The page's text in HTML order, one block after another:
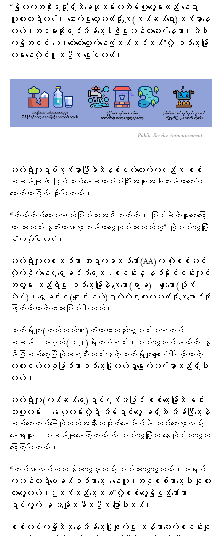
“မြို့ထဲကအစိုးရရုံးရှိတဲ့မေယုလမ်းထဲအိမ်ကြီးတွေမှာလည်း နေရာ
ယူထားတာရှိတယ်။ နောက်ပြီးတော့ဆတ်ရိုးကျ(ကယ်ဆယ်ရေး)ဘက်မှာနေ
တယ်။အဲဒီမှာဆိုရင်အိမ်တွေပါဖြိုပြီးဘန်ကာဆောက်နေတာ။အဲဒါ
ကမြို့အဝင် လေ။တော်တော်ကြောက်နေကြတယ်ထင်တယ်”လို့ စစ်တွေမြို့
ထဲမှာနေထိုင်သူတဦးက ပြောပါတယ်။
Public Service Announcement
ဆတ်ရိုးကျရပ်ကွက်မှာပြီးခဲ့တဲ့နှစ်ပတ်လောက်ကတည်းက စစ်
စခန်းချဖို့ ပြင်ဆင်နေခဲ့တာဖြစ်ပြီးအခုအခါဘန်ကာတွေပါ
ဆောက်ထားပြီလို့ ဆိုပါတယ်။
“ကိုယ်တိုင်တော့မရောက်ဖြစ်ဘူးအဲဒီဘက်ကို။ မြင်ခဲ့တဲ့သူတွေပြော
တာ ကားလမ်းနဲ့တံတားနားမှာဘန်ကာတွေလုပ်ထားတယ်တဲ့” လို့စစ်တွေမြို့
ခံကဆိုပါတယ်။
ဆတ်ရိုးကျတံတားသစ်ဟာ အာရက္ခတပ်တော်(AA)က ထိုးစစ်ဆင်
တိုက်ခိုက်နေတဲ့ရွှေမင်းဂံရေတပ်စခန်းနဲ့ နှစ်မိုင်ဝန်းကျင်
အကွာမှာ တည်ရှိပြီး စစ်တွေမြို့နဲ့ ကျေးတော(ရွာမ)၊ကျေးတော(ပိုက်
ဆိပ်)၊ရွှေမင်းဂံ(ချောင်းနွယ်)ရွာတို့ကိုခြားထားတဲ့ဆတ်ရိုးကျချောင်းကို
ဖြတ်ထိုးထားတဲ့တံတားဖြစ်ပါတယ်။
ဆတ်ရိုးကျ(ကယ်ဆယ်ရေး)တံတားဟာလည်းရွှေမင်းဂံရေတပ်
စခန်း၊အမှတ်(၁၂)ရဲတပ်ရင်း၊စစ်တွေတပ်နယ်တို့ နဲ့
နီးပြီးစစ်တွေမြို့ကိုကာရံစီးဆင်းနေတဲ့ဆတ်ရိုးကျချောင်းပေါ် ထိုးထားတဲ့
တံတားငယ်တခုဖြစ်ကာစစ်တွေမြို့လယ်ရဲ့မြောက်ဘက်မှာတည်ရှိပါ
တယ်။
ဆတ်ရိုးကျ(ကယ်ဆယ်ရေး)ရပ်ကွက်အပြင် စစ်တွေမြို့ထဲ မင်း
ဘာကြီးလမ်း၊ မေယုလမ်းတို့ရှိ အိမ်ရှင်တွေ မရှိတဲ့ အိမ်ကြီးတွေနဲ့
စစ်တွေကမ်းခြေဟိုတယ်အနီးတဝိုက်နေအိမ်နဲ့ လမ်းတွေမှာလည်း
နေရာယူ၊ စခန်းချနေကြတယ် လို့ စစ်တွေမြို့ထဲ နေထိုင်သူတွေက
ပြောကြပါတယ်။
“ကမ်းနာလမ်းကဘန်ကာတွေမှာလည်း စစ်သားတွေတွေ့တယ်။အရင်
ကဘန်ကာရှိပေမယ့်စစ်သားတွေမနေဘူး။အခုစစ်သားတွေပါ ချထား
တာတွေ့တယ်။ညဘက်လည်းတွေ့တယ်”လို့စစ်တွေမြို့ပြည်တော်သာ
ရပ်ကွက် မှ အမျိုးသမီးတဦးက ပြောပါတယ်။
စစ်တပ်ကမြို့ထဲလူနေအိမ်တွေဖြိုဖျက်ပြီး ဘန်ကာဆောက်စခန်းချ